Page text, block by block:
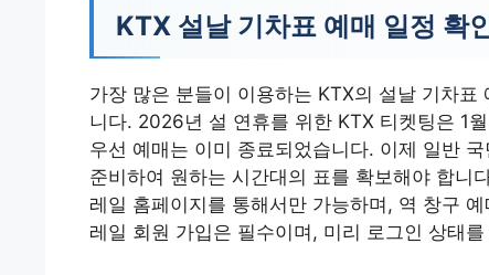
KTX 설날 기차표 예매 일정 확
가장 많은 분들이 이용하는 KTX의 설날 기차
니다. 2026년 설 연휴를 위한 KTX 티켓팅은 1
우선 예매는 이미 종료되었습니다. 이제 일반
준비하여 원하는 시간대의 표를 확보해야 합니
레일 홈페이지를 통해서만 가능하며, 역 창구
레일 회원 가입은 필수이며, 미리 로그인 상태